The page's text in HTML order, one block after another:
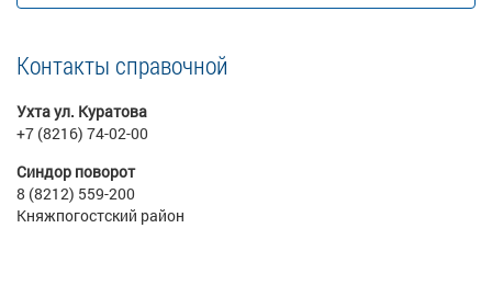
Контакты справочной
Ухта ул. Куратова
+7 (8216) 74-02-00
Синдор поворот
8 (8212) 559-200
Княжпогостский район